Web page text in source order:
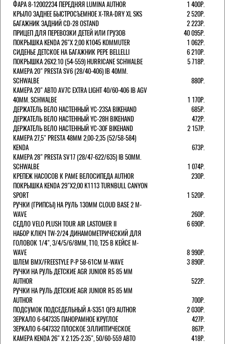
ФАРА 8-12002234 ПЕРЕДНЯЯ LUMINA AUTHOR
1 400Р.
КРЫЛО ЗАДНЕЕ БЫСТРОСЪЕМНОЕ X-TRA-DRY XL SKS
2 520Р.
БАГАЖНИК ЗАДНИЙ CD-28 OSTAND
2 223Р.
ПРИЦЕП ДЛЯ ПЕРЕВОЗКИ ДЕТЕЙ ИЛИ ГРУЗОВ
40 095Р.
ПОКРЫШКА KENDA 26"Х 2,00 K1045 KOMMUTER
1 062Р.
СИДЕНЬЕ ДЕТСКОЕ НА БАГАЖНИК PEPE BELLELLI
6 210Р.
ПОКРЫШКА 26X2.10 (54-559) HURRICANE SCHWALBE
5 718Р.
КАМЕРА 20" PRESTA SV6 (28/40-406) IB 40MM.
SCHWALBE
880Р.
КАМЕРА 20" АВТО AV7C EXTRA LIGHT 40/60-406 IB AGV
40MM. SCHWALBE
1 170Р.
ДЕРЖАТЕЛЬ ВЕЛО НАСТЕННЫЙ YC-23SA BIKEHAND
685Р.
ДЕРЖАТЕЛЬ ВЕЛО НАСТЕННЫЙ YC-28H BIKEHAND
472Р.
ДЕРЖАТЕЛЬ ВЕЛО НАСТЕННЫЙ YC-30F BIKEHAND
2 157Р.
КАМЕРА 27,5" PRESTA 48ММ 2,00-2,35 (52/58-584)
KENDA
673Р.
КАМЕРА 28" PRESTA SV17 (28/47-622/635) IB 50MM.
SCHWALBE
1 074Р.
КРЕПЕЖ НАСОСОВ К РАМЕ ВЕЛОСИПЕДА AUTHOR
230Р.
ПОКРЫШКА KENDA 29"Х2,00 K1113 TURNBULL CANYON
SPORT
1 520Р.
РУЧКИ (ГРИПСЫ) НА РУЛЬ 130ММ CLOUD BASE 2 M-
WAVE
260Р.
СЕДЛО VELO PLUSH TOUR AIR LASTOMER II
6 690Р.
НАБОР КЛЮЧ TW-2/24 ДИНАМОМЕТРИЧЕСКИЙ ДЛЯ
ГОЛОВОК 1/4", 3/4/5/6/8ММ, T10, T25 В КЕЙСЕ M-
WAVE
8 990Р.
ШЛЕМ ВМХ/FREESTYLE Р-Р 58-61СМ M-WAVE
3 890Р.
РУЧКИ НА РУЛЬ ДЕТСКИЕ AGR JUNIOR R5 85 ММ
AUTHOR
522Р.
РУЧКИ НА РУЛЬ ДЕТСКИЕ AGR JUNIOR R5 85 ММ
AUTHOR
700Р.
ПОДСУМОК ПОДСЕДЕЛЬНЫЙ A-S351 QF9 AUTHOR
2 030Р.
ЗЕРКАЛО 6-647335 ПАНОРАМНОЕ КРУГЛОЕ
427Р.
ЗЕРКАЛО 6-647332 ПЛОСКОЕ ЭЛЛИПТИЧЕСКОЕ
867Р.
КАМЕРА KENDA 26" Х 2.125-2.35", 50/60-559 АВТО
418Р.